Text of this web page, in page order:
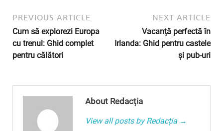
PREVIOUS ARTICLE
Cum să explorezi Europa
cu trenul: Ghid complet
pentru călători
NEXT ARTICLE
Vacanță perfectă în
Irlanda: Ghid pentru castele
și pub-uri
About Redacția
View all posts by Redacția →